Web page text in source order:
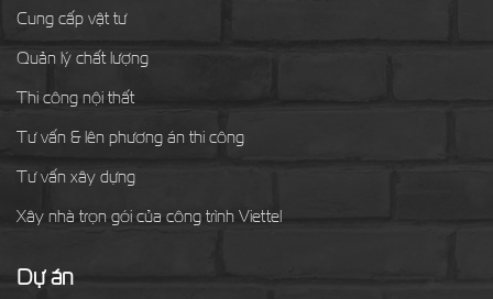
Cung cấp vật tư
Quản lý chất lượng
Thi công nội thất
Tư vấn & lên phương án thi công
Tư vấn xây dựng
Xây nhà trọn gói của công trình Viettel
Dự án